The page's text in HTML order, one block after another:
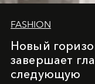
FASHION
Новый
завершает
следующую